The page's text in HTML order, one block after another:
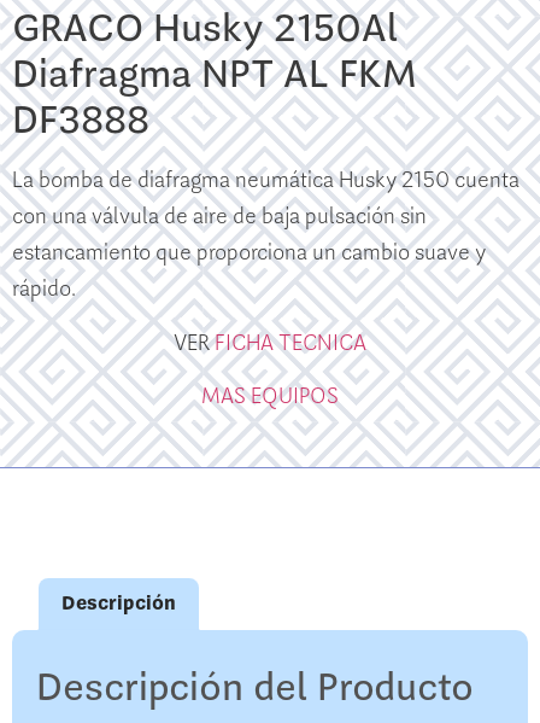
GRACO Husky 2150Al
Diafragma NPT AL FKM
DF3888
La bomba de diafragma neumática Husky 2150 cuenta
con una válvula de aire de baja pulsación sin
estancamiento que proporciona un cambio suave y
rápido.
VERFICHA TECNICA
MAS EQUIPOS
Descripción
Descripción del Producto